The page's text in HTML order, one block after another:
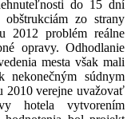
do 15 dní
zo strany
2012 problém reálne
opravy. Odhodlanie
mesta však mali
súdnym
2010 verejne uvažovať
hotela vytvorením